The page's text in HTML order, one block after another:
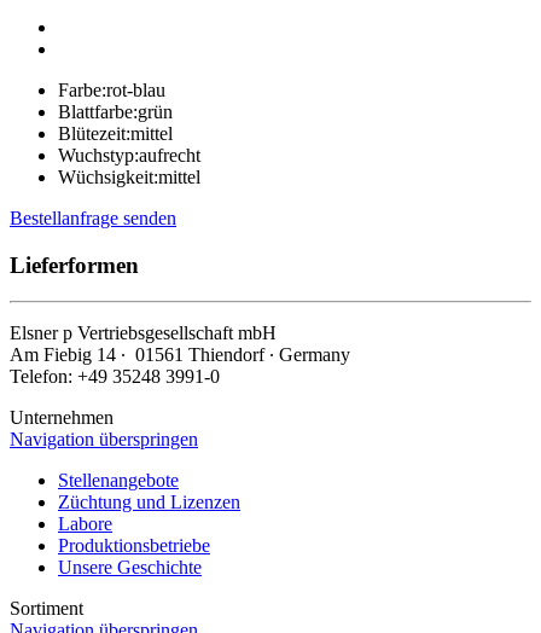
Farbe:rot-blau
Blattfarbe:grün
Blütezeit:mittel
Wuchstyp:aufrecht
Wüchsigkeit:mittel
Bestellanfrage senden
Lieferformen
Elsnerp Vertriebsgesellschaft mbH
Am Fiebig 14 ∙ 01561 Thiendorf ∙ Germany
Telefon: +49 35248 3991-0
Unternehmen
Navigation überspringen
Stellenangebote
Züchtung und Lizenzen
Labore
Produktionsbetriebe
Unsere Geschichte
Sortiment